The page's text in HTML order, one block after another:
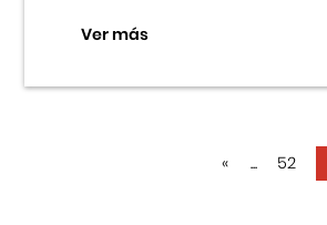
Ver más
« ... 52